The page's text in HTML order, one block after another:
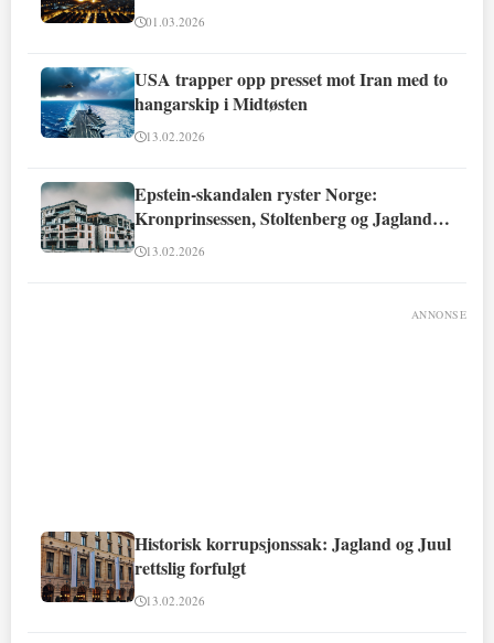
01.03.2026
USA trapper opp presset mot Iran med to
hangarskip i Midtøsten
13.02.2026
Epstein-skandalen ryster Norge:
Kronprinsessen, Stoltenberg og Jagland
involvert
13.02.2026
ANNONSE
Historisk korrupsjonssak: Jagland og Juul
rettslig forfulgt
13.02.2026